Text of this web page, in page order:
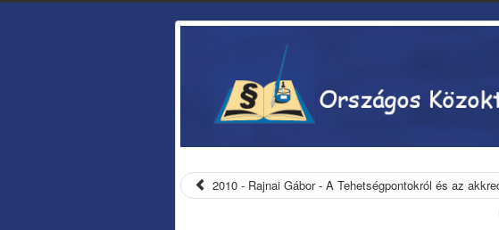
2010 - Rajnai Gábor - A Tehetségpontokról és az